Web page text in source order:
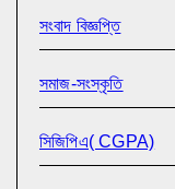
সংবাদ বিজ্ঞপ্তি
সমাজ-সংস্কৃতি
সিজিপিএ( CGPA)